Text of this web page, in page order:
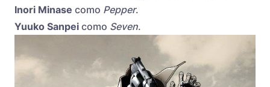
Inori Minase como Pepper.
Yuuko Sanpei como Seven.